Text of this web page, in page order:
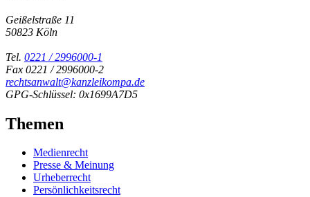
Geißelstraße 11
50823 Köln
Tel. 0221 / 2996000-1
Fax 0221 / 2996000-2
rechtsanwalt@kanzleikompa.de
GPG-Schlüssel: 0x1699A7D5
Themen
Medienrecht
Presse & Meinung
Urheberrecht
Persönlichkeitsrecht